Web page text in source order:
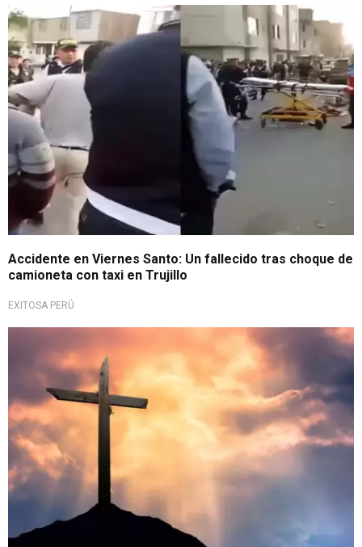
Víctima de accidente vehicular
Accidente en Viernes Santo: Un fallecido tras choque de
camioneta con taxi en Trujillo
EXITOSA PERÚ